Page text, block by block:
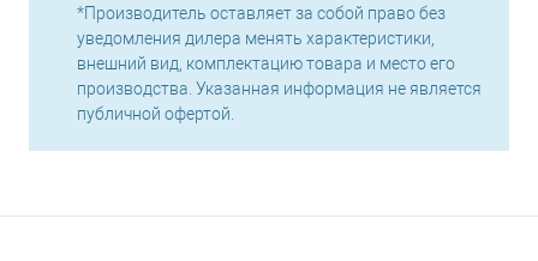
*Производитель оставляет за собой право без
уведомления дилера менять характеристики,
внешний вид, комплектацию товара и место его
производства. Указанная информация не является
публичной офертой.